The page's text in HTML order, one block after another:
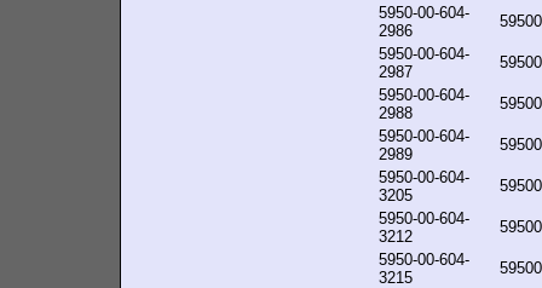
5950-00-604-
2986
5950-00-604-
2987
5950-00-604-
2988
5950-00-604-
2989
5950-00-604-
3205
5950-00-604-
3212
5950-00-604-
3215